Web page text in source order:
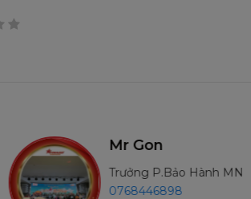
Mr Gon
Trưởng P.Bảo Hành MN
0768446898